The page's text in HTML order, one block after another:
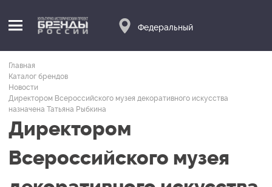
Федеральный
Главная
Каталог брендов
Новости
Директором Всероссийского музея декоративного искусства
назначена Татьяна Рыбкина
Директором
Всероссийского музея